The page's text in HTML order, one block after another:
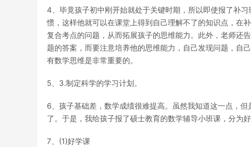
4、毕竟孩子初中刚开始就处于关键时期，所以即使报了补
惯，这样他就可以在课堂上得到自己理解不了的知识点，在
复合考点的问题，从而拓展孩子的思维能力。此外，老师还
题的答案，而要注意培养他的思维能力，自己发现问题，自
有数学思维是非常重要的。
5、3.制定科学的学习计划。
6、孩子基础差，数学成绩很难提高。虽然我知道这一点，
了。于是，我给孩子报了硕士教育的数学辅导小班课，分为
7、(1)好学课